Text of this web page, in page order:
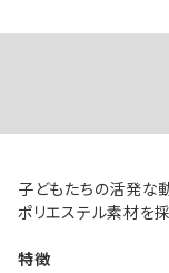
子どもたちの活発な
ポリエステル素材を
特徴